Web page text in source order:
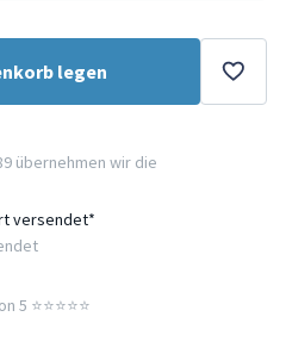
legen
übernehmen wir die
versendet*
⭐️⭐️⭐️⭐️⭐️